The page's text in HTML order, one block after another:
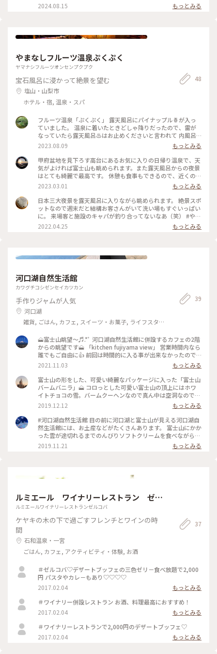
2024.08.15
もっとみる
やまなしフルーツ温泉ぷくぷく
ヤマナシフルーツオンセンプクプク
宝石風呂に浸かって絶景を望む
塩山・山梨市
ホテル・宿, 温泉・スパ
48
フルーツ温泉「ぷくぷく」 露天風呂にパイナップル🍍が入っ
ていました。 温泉に着いたときどしゃ降りだったので、雷が
なっていたら露天風呂♨️はお止めくださいと言われて 内風呂
にゆったり浸かりました。 もし、雷⚡が落ちたら‼️ どうする⁉️
帰る時に富士山🗻が少し見えました🎵 晴れていたらもっと景
色が楽しめたけど、さっぱりしました😃 #私のことりっぷ旅 #
山梨 #カメラ旅
2023.08.09
もっとみる
甲府盆地を見下ろす高台にあるお気に入りの日帰り温泉で、天
気がよければ富士山も眺められます。また露天風呂からの夜景
はとても綺麗で最高です。 休憩も食事もできるので、近くの
山々を登った後によく立ち寄ります。 #やまなしフルーツ温泉
ぷくぷく #日帰り温泉 #富士山 #夜景 #露天風呂 #山梨
市 #山梨県 #甲府盆地
2023.03.01
もっとみる
日本三大夜景を露天風呂に入りながら眺められます。 絶景スポ
ットなので週末だと結構お客さんがいて洗い場もすぐいっぱい
に。 来場客と施設のキャパが釣り合ってないなあ（笑） #やま
なしフルーツ温泉ぷくぷく #山梨市 #日本三大夜景 #山梨県山
梨市 #昼は富士山 #夜は夜景 #山梨県#yamanashi#富士山#山
2022.04.25 もっとみる
河口湖自然生活館
カワグチコシゼンセイカツカン
手作りジャムが人気
河口湖
雑貨, ごはん, カフェ, スイーツ・お菓子, ライフスタ
39
🗻富士山眺望〜♬.*ﾟ 河口湖自然生活館に併設するカフェの2階
からの眺望です🗻 「kitchen fujiyama view」 営業時間内なら
誰でもご自由に👍 前回は時間的に入る事が出来なかったので
😓 今回、初めて覗いてきました👀 大石公園周辺では、高台か
ら🗻富士山が見られる絶好の場所です✨ 下に見える緑色のもこ
もこは 刈り込まれたラベンダー コキアの紅葉は見られたけど
夏のラベンダー見損ねたぁ〜💦 現在はカフェも再開し、🗻富
士山カレーも食べる事が出来るようです。 赤いのと青いルーの
🗻富士山カレー🍛 ご自宅で食べられるようにレトルトのお土
産用もありますよ😉 (❈2枚目の写真は違うお店で販売している
レトルトカレーです。) 2021.10.20 #河口湖自然生活館 #キッ
チンフジヤマビュー #山梨県 #山梨 #ことりっぷ山梨 #河口湖 #
大石公園 #富士山 #カレー #ご当地カレー #富士山カレー #カフ
ェ #おみやげ図鑑 #私のことりっぷ #秋日和
2021.11.03
もっとみる
富士山の形をした、可愛い綺麗なパッケージに入った「富士山
バームバニラ」🗻 コロっとした可愛い富士山の頂上にはホワ
イトチョコの雪。バームクーヘンなので真ん中は空洞なので、
切り分けがしやすい〜。 しっとり、甘さが美味しくて大満足
でした❤️ これだけは、買いたかったお土産です。 #富士山 #お
土産 #大好評
2019.12.12
もっとみる
#河口湖自然生活館 目の前に河口湖と富士山が見える河口湖自
然生活館には、お土産などがたくさんあります。 富士山にかか
った雲が途切れるまでのんびりソフトクリームを食べながら待
つことにしました。 ブルーベリーとバニラのハーフ。富士山
クッキー付です。 食べ始めた途端、雲が無くなってきてシャッ
2019.11.21 もっとみる
ルミエール ワイナリーレストラン ゼル
コバ
ルミエールワイナリーレストランゼルコバ
ケヤキの木の下で過ごすフレンチとワインの時
間
石和温泉・一宮
ごはん, カフェ, アクティビティ・体験, お酒
37
＃ゼルコバ♡デザートブッフェの三色ゼリ－食べ放題で2,000
円 パスタやカレ－もあり♡♡♡♡
2017.02.04
もっとみる
＃ワイナリー併設レストラン お酒、料理最高におすすめ！
2017.02.04
もっとみる
＃ワイナリーレストランで2,000円のデザートブッフェ♡
2017.02.04
もっとみる